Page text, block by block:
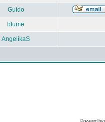
Guido
blume
AngelikaS
Powered by